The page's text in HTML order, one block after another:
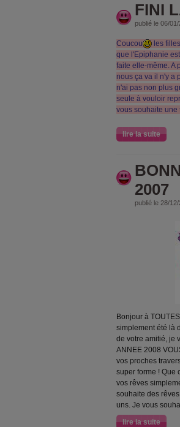
FINI
publié le 06/
Coucou
les
que l'Epiphanie
faite elle-même. A
nous ça va il n'y a
n'ai pas non plus
seule à vouloir
vous souhaite une
lire la suite
2007
publié le 28/
Bonjour à
simplement été là
de votre amitié, je
ANNEE 2008
vos proches
super forme ! Que
vos rêves
souhaite des
uns. Je vous
lire la suite